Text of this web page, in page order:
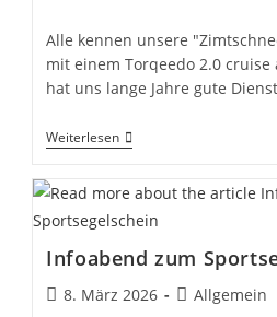
Alle kennen unsere
mit einem Torqeedo 2.0 cruise
hat uns lange Jahre gute
WeiterlesenVom
Barnegat
Zum
Infoabend zum
Beitrag
8. März 2026
Beitrags-
Allgemein